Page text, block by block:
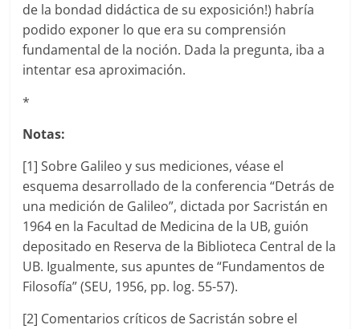
de la bondad didáctica de su exposición!) habría
podido exponer lo que era su comprensión
fundamental de la noción. Dada la pregunta, iba a
intentar esa aproximación.
*
Notas:
[1] Sobre Galileo y sus mediciones, véase el
esquema desarrollado de la conferencia “Detrás de
una medición de Galileo”, dictada por Sacristán en
1964 en la Facultad de Medicina de la UB, guión
depositado en Reserva de la Biblioteca Central de la
UB. Igualmente, sus apuntes de “Fundamentos de
Filosofía” (SEU, 1956, pp. log. 55-57).
[2] Comentarios críticos de Sacristán sobre el